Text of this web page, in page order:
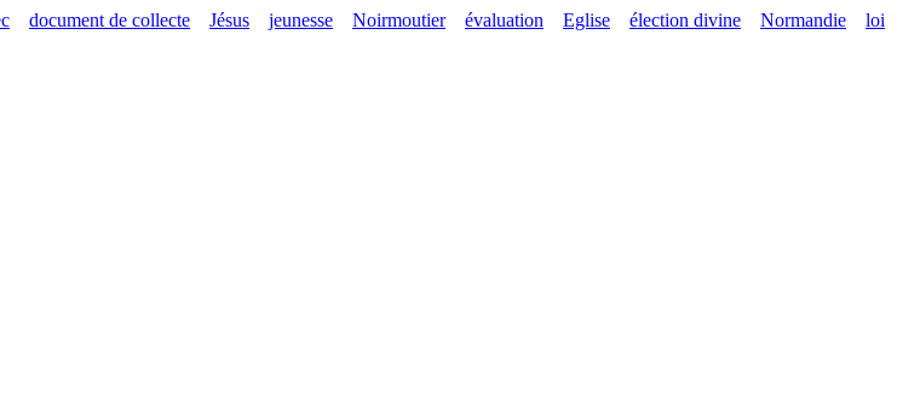
document de collecte Jésus jeunesse Noirmoutier évaluation Eglise élection divine Normandie
loi